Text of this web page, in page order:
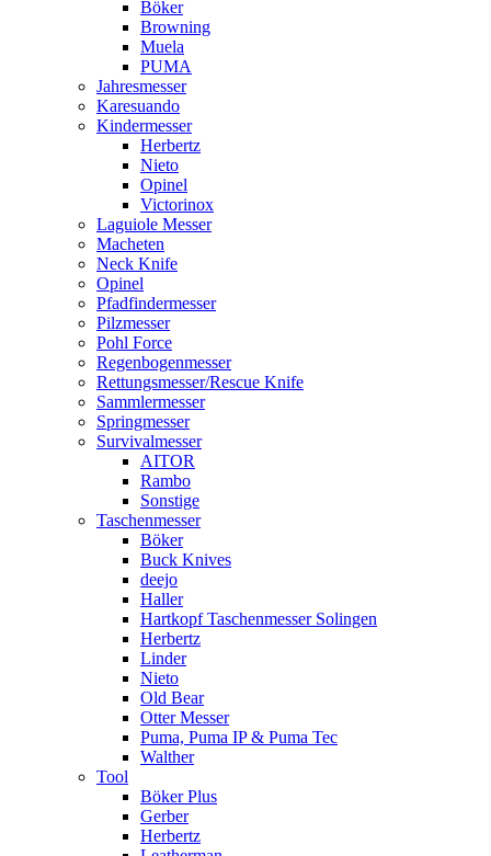
Böker
Browning
Muela
PUMA
Jahresmesser
Karesuando
Kindermesser
Herbertz
Nieto
Opinel
Victorinox
Laguiole Messer
Macheten
Neck Knife
Opinel
Pfadfindermesser
Pilzmesser
Pohl Force
Regenbogenmesser
Rettungsmesser/Rescue Knife
Sammlermesser
Springmesser
Survivalmesser
AITOR
Rambo
Sonstige
Taschenmesser
Böker
Buck Knives
deejo
Haller
Hartkopf Taschenmesser Solingen
Herbertz
Linder
Nieto
Old Bear
Otter Messer
Puma, Puma IP & Puma Tec
Walther
Tool
Böker Plus
Gerber
Herbertz